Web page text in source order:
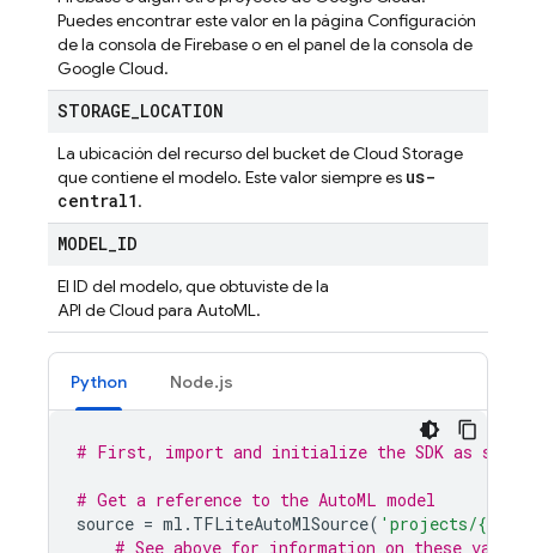
Puedes encontrar este valor en la página Configuración
de la consola deFirebaseo en el panel de la consola de
Google Cloud.
STORAGE_LOCATION
La ubicación del recurso del bucket deCloud Storage
que contiene el modelo. Este valor siempre es us-
central1.
MODEL_ID
El ID del modelo, que obtuviste de la
API de Cloud para AutoML.
Python Node.js
# First, import and initialize the SDK as shown
# Get a reference to the AutoML model
source = ml . TFLiteAutoMlSource( 'projects/{}
# See above for information on these